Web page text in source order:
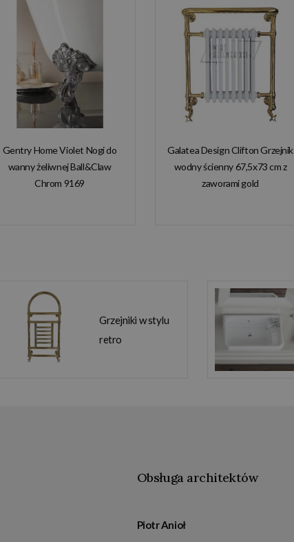
Gentry Home Violet Nogi do
wanny żeliwnej Ball&Claw
Chrom 9169
Galatea Design Clifton Grzejnik
wodny ścienny 67,5x73 cm z
zaworami gold
Grzejniki w stylu
retro
Obsługa architektów
Piotr Anioł